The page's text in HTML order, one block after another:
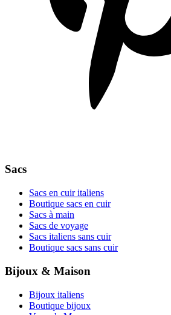
Sacs
Sacs en cuir italiens
Boutique sacs en cuir
Sacs à main
Sacs de voyage
Sacs italiens sans cuir
Boutique sacs sans cuir
Bijoux & Maison
Bijoux italiens
Boutique bijoux